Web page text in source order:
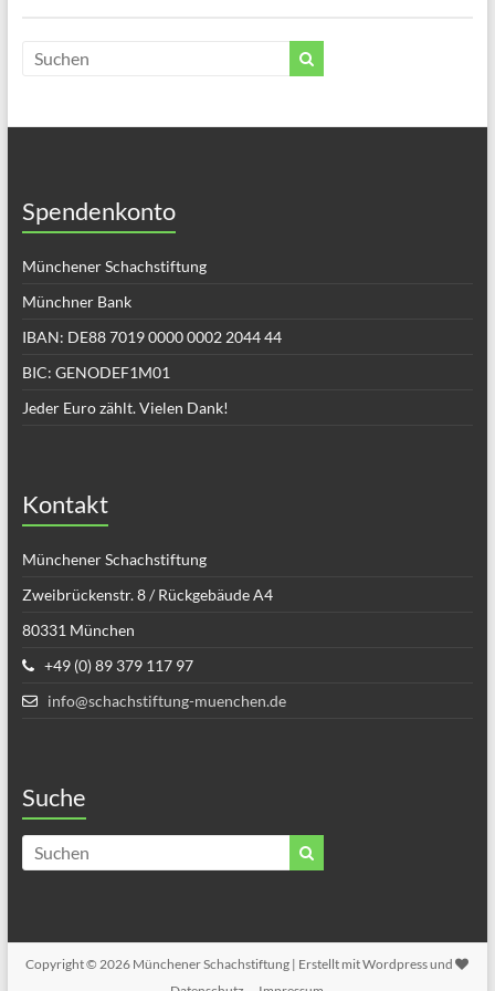
Spendenkonto
Münchener Schachstiftung
Münchner Bank
IBAN: DE88 7019 0000 0002 2044 44
BIC: GENODEF1M01
Jeder Euro zählt. Vielen Dank!
Kontakt
Münchener Schachstiftung
Zweibrückenstr. 8 / Rückgebäude A4
80331 München
+49 (0) 89 379 117 97
info@schachstiftung-muenchen.de
Suche
Copyright © 2026 Münchener Schachstiftung | Erstellt mit Wordpress und